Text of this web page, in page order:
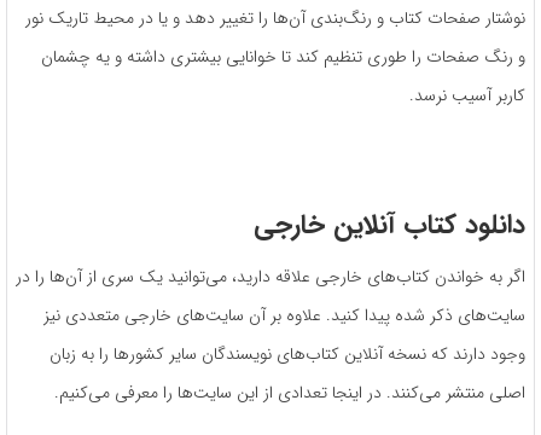
نوشتار صفحات کتاب و رنگ‌بندی آن‌ها را تغییر دهد و یا در محیط تاریک نور
و رنگ صفحات را طوری تنظیم کند تا خوانایی بیشتری داشته و یه چشمان
کاربر آسیب نرسد.
دانلود کتاب‌ آنلاین خارجی
اگر به خواندن کتاب‌های خارجی علاقه دارید، می‌توانید یک سری از آن‌ها را در
سایت‌های ذکر شده پیدا کنید. علاوه بر آن سایت‌های خارجی متعددی نیز
وجود دارند که نسخه آنلاین کتاب‌های نویسندگان سایر کشورها را به زبان
اصلی منتشر می‌کنند. در اینجا تعدادی از این سایت‌ها را معرفی می‌کنیم.